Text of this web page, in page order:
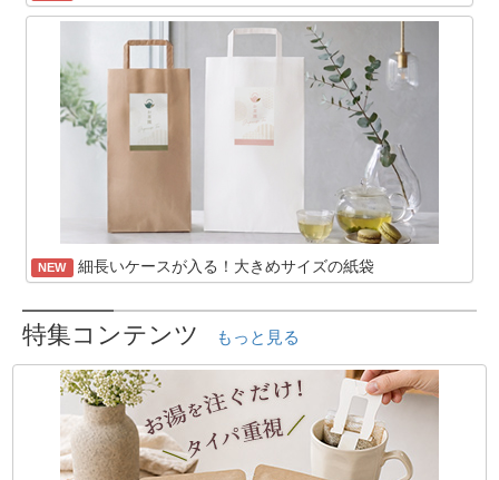
NEW 細長いケースが入る！大きめサイズの紙袋
特集コンテンツ もっと見る